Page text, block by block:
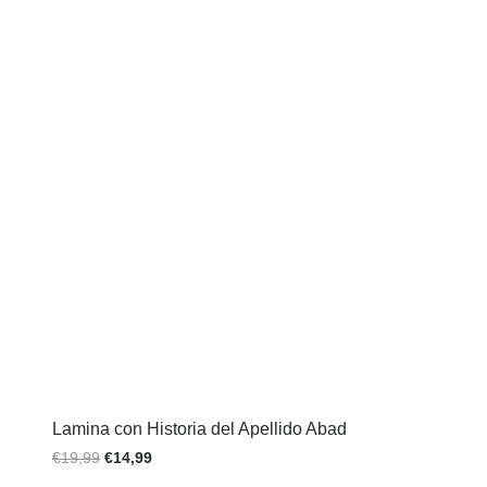
Lamina con Historia del Apellido Abad
€19,99 €14,99